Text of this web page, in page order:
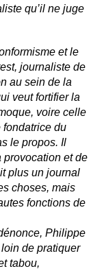
qu’il ne juge
et le
journaliste de
au sein de la
veut fortifier la
voire celle
du
le propos. Il
provocation et de
plus un journal
choses, mais
fonctions de
Philippe
de pratiquer
tabou,